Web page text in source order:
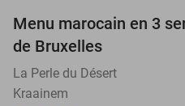
Menu marocain en 3
de Bruxelles
La Perle du Désert
Kraainem